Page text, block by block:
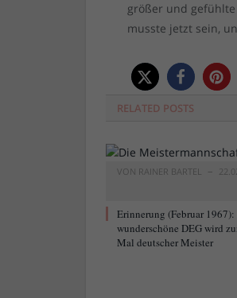
größer und
musste jetzt sein,
RELATED POSTS
VON RAINER BARTEL
Erinnerung (Februar 1967):
wunderschöne DEG wird
Mal deutscher Meister